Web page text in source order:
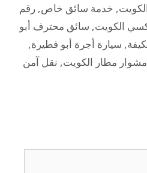
, خدمة سائق خاص, رقم
الكويت, سائق محترف أبو
, سيارة أجرة أبو فطيرة,
مشوار مطار الكويت, نقل آمن